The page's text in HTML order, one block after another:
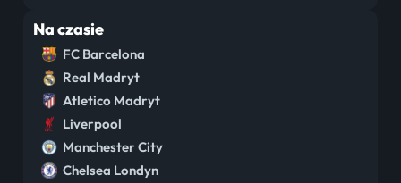
Na czasie
FC Barcelona
Real Madryt
Atletico Madryt
Liverpool
Manchester City
Chelsea Londyn